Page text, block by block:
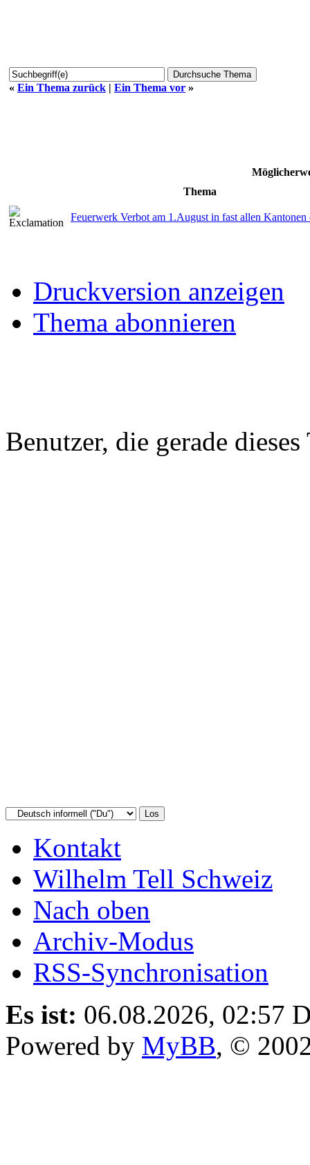
« Ein Thema zurück | Ein Thema vor »
Thema
Feuerwerk Verbot am 1.August in fast allen Kantonen
Druckversion anzeigen
Thema abonnieren
Benutzer, die gerade
Kontakt
Wilhelm Tell Schweiz
Nach oben
Archiv-Modus
RSS-Synchronisation
Es ist: 06.08.2026, 02:57
Powered by MyBB, ©